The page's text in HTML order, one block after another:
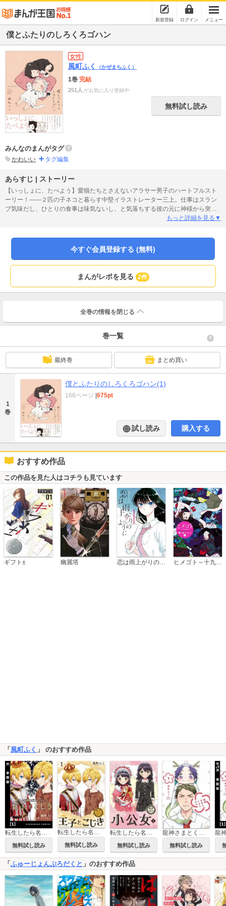
新規登録 ログイン メニュー
僕とふたりのしろくろゴハン
女性
風町ふく （かぜまちふく）
1巻 完結
251人 がお気に入り登録中
無料試し読み
みんなのまんがタグ
かわいい タグ編集
あらすじ | ストーリー
【いっしょに、たべよう】愛猫たちとさえないアラサー男子のハートフルスト
ーリー！――２匹の子ネコと暮らす中堅イラストレーター三上。仕事はスラン
プ気味だし、ひとりの食事は味気ないし、と気落ちする彼の元に神様から突然
のサプライズ。愛猫たちが人間の姿になって現れた！お腹をすかせた彼らのた
もっと詳細を見る▼
今すぐ会員登録する (無料)
まんがレポを見る 2件
全巻の情報を 閉じる
巻一覧
最終巻 まとめ買い
1
巻
僕とふたりのしろくろゴハン(1)
166ページ |675pt
試し読み 購入する
おすすめ作品
この作品を見た人はコチラも見ています
ギフト± 幽麗塔 ヒメゴト～十九歳の制服～
「風町ふく 」 のおすすめ作品
転生したら名作の中でしたシリーズ 王子とこじき【単話版】
無料試し読み
転生したら名作の中でしたシリーズ 王子とこじき
無料試し読み
転生したら名作の中でしたシリーズ 小公女
無料試し読み
龍神さまとくらしたら
無料試し読み
「 ふゅーじょんぷろだくと 」のおすすめ作品